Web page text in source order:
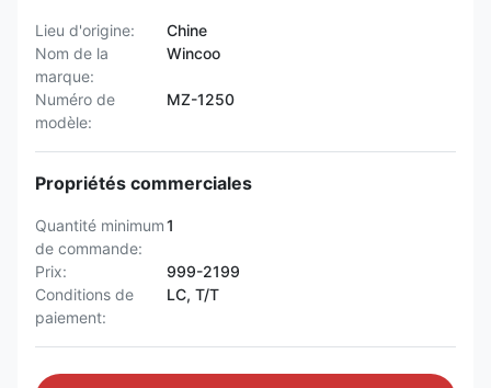
Lieu d'origine:
Chine
Nom de la
marque:
Wincoo
Numéro de
modèle:
MZ-1250
Propriétés commerciales
Quantité minimum
de commande:
1
Prix:
999-2199
Conditions de
paiement:
LC, T/T